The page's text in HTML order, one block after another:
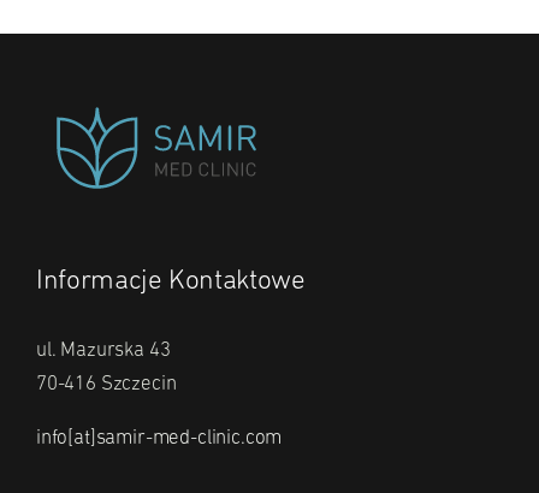
Informacje Kontaktowe
ul. Mazurska 43
70-416 Szczecin
info[at]samir-med-clinic.com